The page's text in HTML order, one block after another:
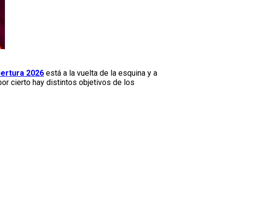
2026 está a la vuelta de la esquina y a
cierto hay distintos objetivos de los